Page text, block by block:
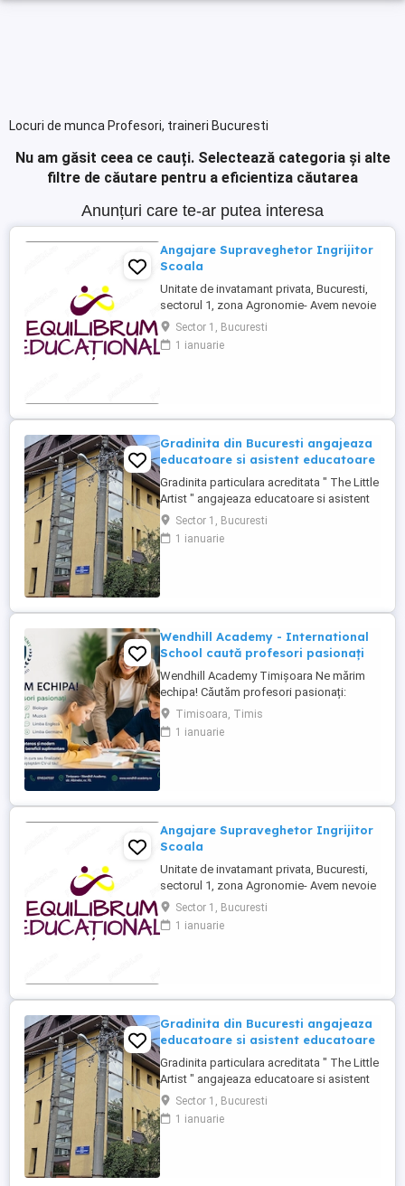
Locuri de munca Profesori, traineri Bucuresti
Nu am găsit ceea ce cauți. Selectează categoria și alte
filtre de căutare pentru a eficientiza căutarea
Anunțuri care te-ar putea interesa
Angajare Supraveghetor Ingrijitor
Scoala
Unitate de invatamant privata, Bucuresti,
sectorul 1, zona Agronomie- Avem nevoie
in echipa de un asistent medical, program
luni-vineri, 11-19, sarbatori legale libere,
vacante Paste, Craciun si 2 saptamani in
Sector 1, Bucuresti
1 ianuarie
Gradinita din Bucuresti angajeaza
educatoare si asistent educatoare
Gradinita particulara acreditata " The Little
Artist " angajeaza educatoare si asistent
educatoare, pogram 8 ore.
Sector 1, Bucuresti
1 ianuarie
Wendhill Academy - International
School caută profesori pasionați
Wendhill Academy Timișoara Ne mărim
echipa! Căutăm profesori pasionați:
Limba Română Matematică Istorie Fizică
Biologie Muzică Limba Engleză Limba
Germană Oferim: Mediu prietenos și
Timisoara, Timis
1 ianuarie
Angajare Supraveghetor Ingrijitor
Scoala
Unitate de invatamant privata, Bucuresti,
sectorul 1, zona Agronomie- Avem nevoie
in echipa de un asistent medical, program
luni-vineri, 11-19, sarbatori legale libere,
vacante Paste, Craciun si 2 saptamani in
Sector 1, Bucuresti
1 ianuarie
Gradinita din Bucuresti angajeaza
educatoare si asistent educatoare
Gradinita particulara acreditata " The Little
Artist " angajeaza educatoare si asistent
educatoare, pogram 8 ore.
Sector 1, Bucuresti
1 ianuarie